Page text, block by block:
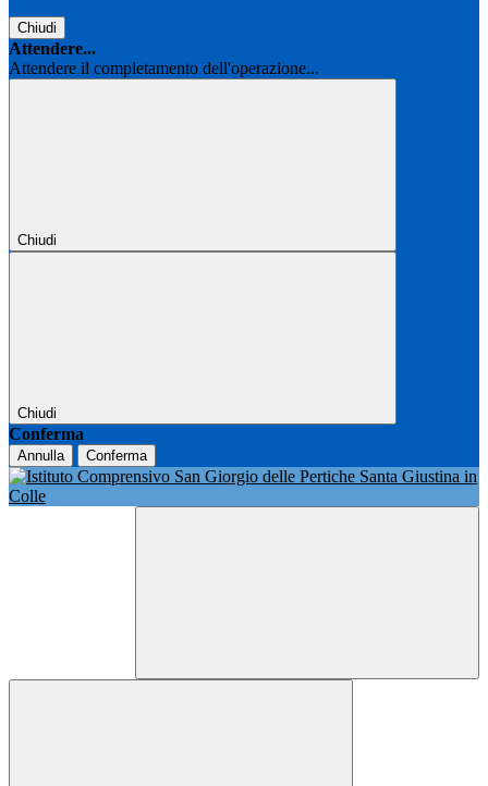
Chiudi
Attendere...
Attendere il completamento dell'operazione...
Chiudi
Chiudi
Conferma
Annulla Conferma